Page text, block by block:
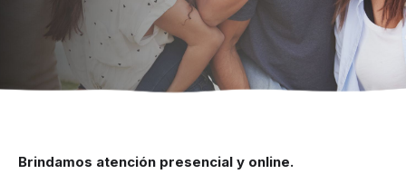
Brindamos atención presencial y online.